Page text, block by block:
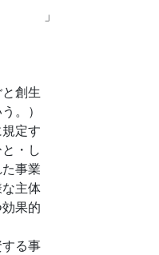
」
創生
。）
定す
・し
事業
主体
果的
る事